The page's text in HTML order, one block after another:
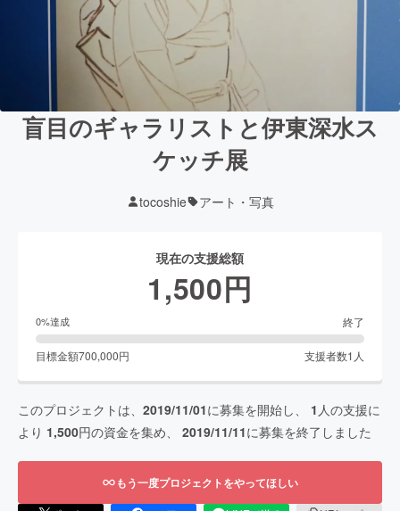
盲目のギャラリストと伊東深水ス
ケッチ展
tocoshie アート・写真
現在の支援総額
1,500円
0%達成 終了
目標金額700,000円 支援者数1 人
このプロジェクトは、 2019/11/01に募集を開始し、 1 人の支援に
より 1,500円の資金を集め、 2019/11/11に募集を終了しました
もう一度プロジェクトをやってほしい